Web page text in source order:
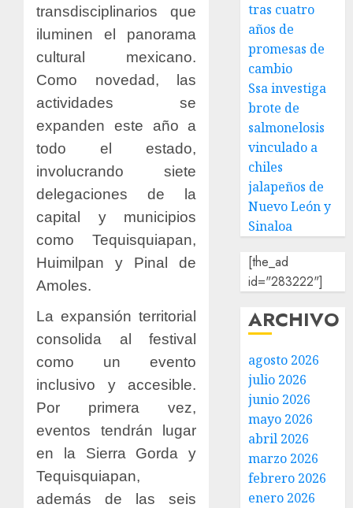
transdisciplinarios que
iluminen el panorama
cultural mexicano.
Como novedad, las
actividades se
expanden este año a
todo el estado,
involucrando siete
delegaciones de la
capital y municipios
como Tequisquiapan,
Huimilpan y Pinal de
Amoles.
La expansión territorial
consolida al festival
como un evento
inclusivo y accesible.
Por primera vez,
eventos tendrán lugar
en la Sierra Gorda y
Tequisquiapan,
además de las seis
tras cuatro
años de
promesas de
cambio
Ssa investiga
brote de
salmonelosis
vinculado a
chiles
jalapeños de
Nuevo León y
Sinaloa
[the_ad
id="283222"]
ARCHIVO
agosto 2026
julio 2026
junio 2026
mayo 2026
abril 2026
marzo 2026
febrero 2026
enero 2026